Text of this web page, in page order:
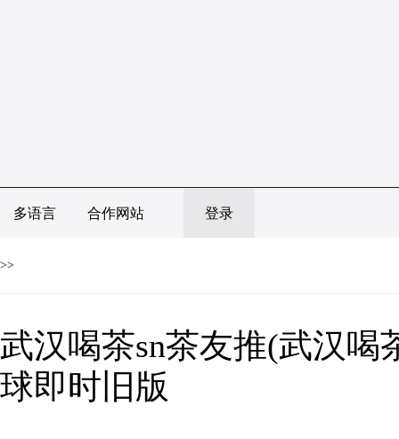
多语言 合作网站 登录
>>
武汉喝茶sn茶友推(武汉喝
球即时旧版